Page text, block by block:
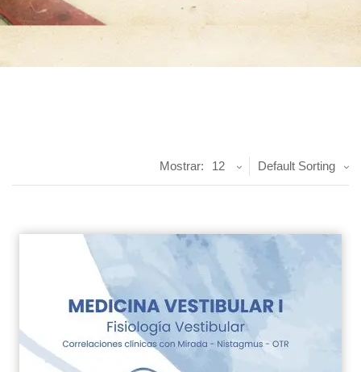
Default Sorting
Mostrar: 12